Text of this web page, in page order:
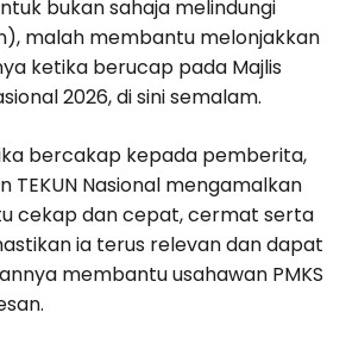
bukan sahaja melindungi
malah membantu melonjakkan
ketika berucap pada Majlis
2026, di sini semalam.
bercakap kepada pemberita,
TEKUN Nasional mengamalkan
cekap dan cepat, cermat serta
ia terus relevan dan dapat
membantu usahawan PMKS